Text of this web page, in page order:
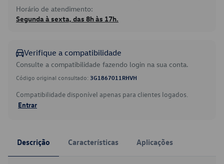
Horário de atendimento:
Segunda à sexta, das 8h às 17h.
Verifique a compatibilidade
Consulte a compatibilidade fazendo login na sua conta.
Código original consultado: 3G1867011RHVH
Compatibilidade disponível apenas para clientes logados.
Entrar
Descrição Características Aplicações